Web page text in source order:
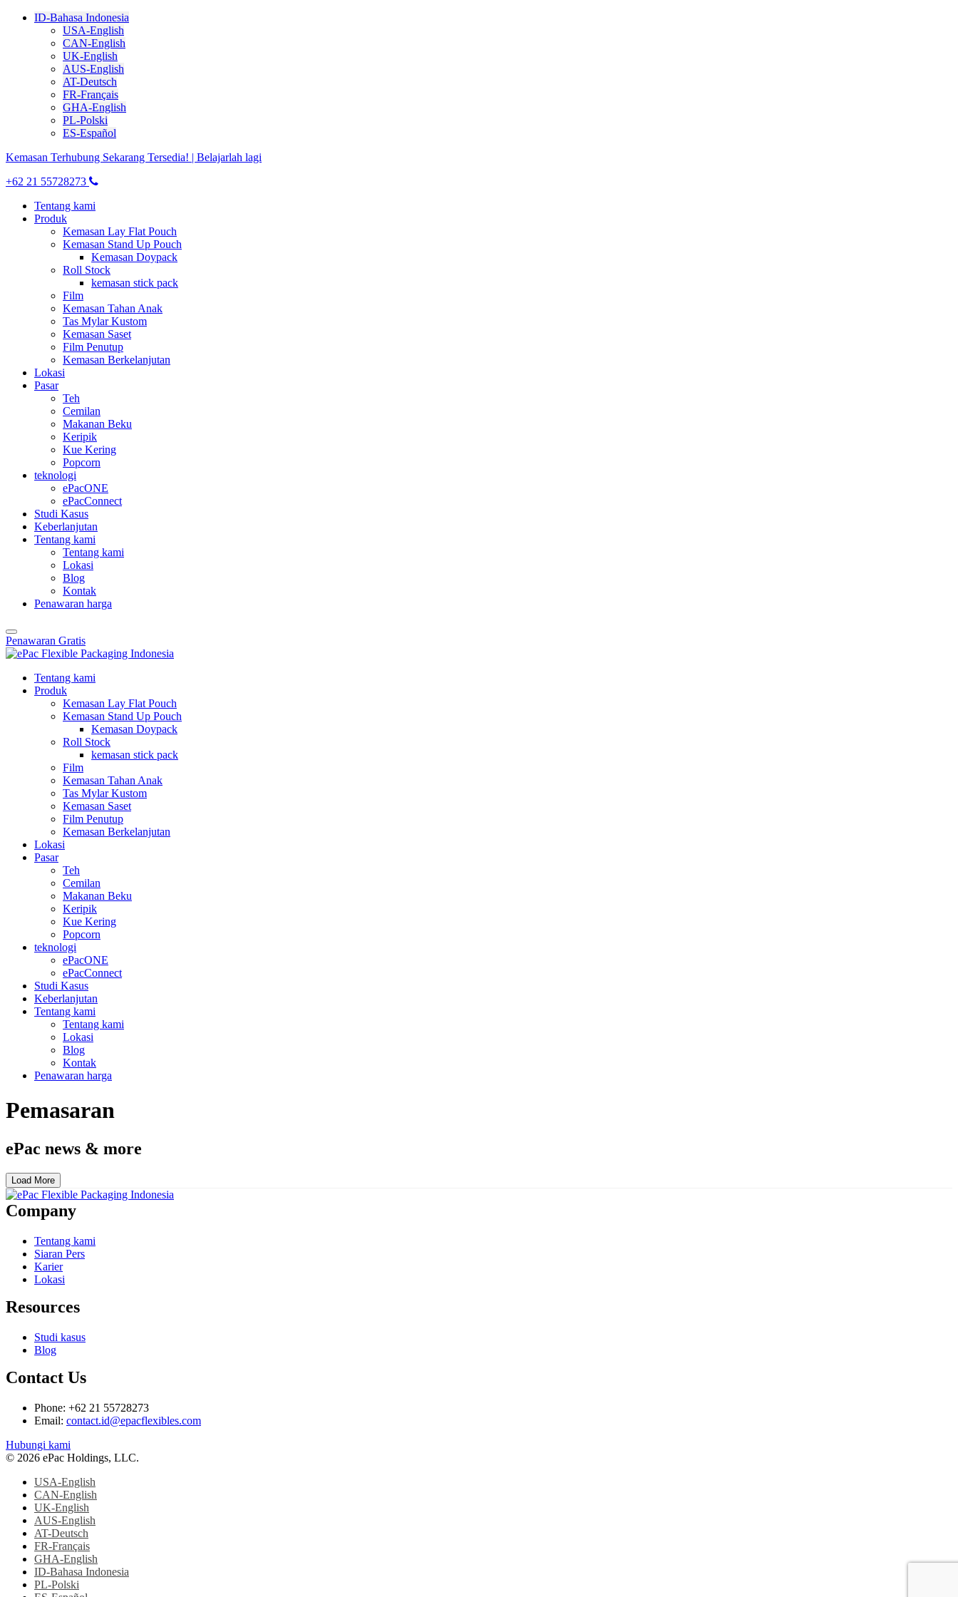
ID-Bahasa Indonesia
USA-English
CAN-English
UK-English
AUS-English
AT-Deutsch
FR-Français
GHA-English
PL-Polski
ES-Español
Kemasan Terhubung Sekarang Tersedia! | Belajarlah lagi
+62 21 55728273
Tentang kami
Produk
Kemasan Lay Flat Pouch
Kemasan Stand Up Pouch
Kemasan Doypack
Roll Stock
kemasan stick pack
Film
Kemasan Tahan Anak
Tas Mylar Kustom
Kemasan Saset
Film Penutup
Kemasan Berkelanjutan
Lokasi
Pasar
Teh
Cemilan
Makanan Beku
Keripik
Kue Kering
Popcorn
teknologi
ePacONE
ePacConnect
Studi Kasus
Keberlanjutan
Tentang kami
Tentang kami
Lokasi
Blog
Kontak
Penawaran harga
Penawaran Gratis
Tentang kami
Produk
Kemasan Lay Flat Pouch
Kemasan Stand Up Pouch
Kemasan Doypack
Roll Stock
kemasan stick pack
Film
Kemasan Tahan Anak
Tas Mylar Kustom
Kemasan Saset
Film Penutup
Kemasan Berkelanjutan
Lokasi
Pasar
Teh
Cemilan
Makanan Beku
Keripik
Kue Kering
Popcorn
teknologi
ePacONE
ePacConnect
Studi Kasus
Keberlanjutan
Tentang kami
Tentang kami
Lokasi
Blog
Kontak
Penawaran harga
Pemasaran
ePac news & more
Load More
Company
Tentang kami
Siaran Pers
Karier
Lokasi
Resources
Studi kasus
Blog
Contact Us
Phone: +62 21 55728273
Email: contact.id@epacflexibles.com
facebook
youtube
linkedin
instagram
Hubungi kami
© 2026 ePac Holdings, LLC.
USA-English
CAN-English
UK-English
AUS-English
AT-Deutsch
FR-Français
GHA-English
ID-Bahasa Indonesia
PL-Polski